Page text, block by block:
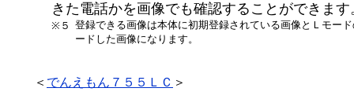
きた電話かを画像でも確認することができます
※５ 登録できる画像は本体に初期登録されている画像とＬモー
ードした画像になります。
＜ でんえもん７５５ＬＣ ＞